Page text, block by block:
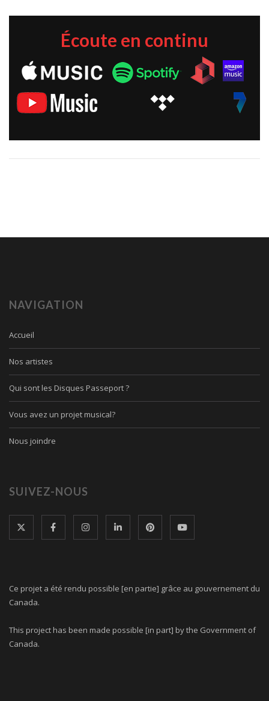
Écoute en continu
NAVIGATION
Accueil
Nos artistes
Qui sont les Disques Passeport ?
Vous avez un projet musical?
Nous joindre
SUIVEZ-NOUS
Ce projet a été rendu possible [en partie] grâce au gouvernement du
Canada.
This project has been made possible [in part] by the Government of
Canada.